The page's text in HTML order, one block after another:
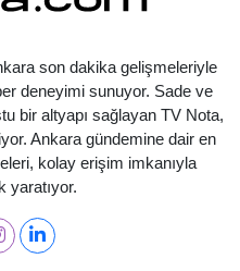
son dakika gelişmeleriyle
deneyimi sunuyor. Sade ve
bir altyapı sağlayan TV Nota,
Ankara gündemine dair en
kolay erişim imkanıyla
yaratıyor.